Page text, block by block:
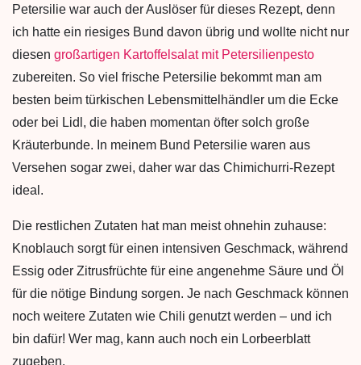
Petersilie war auch der Auslöser für dieses Rezept, denn
ich hatte ein riesiges Bund davon übrig und wollte nicht nur
diesen großartigen Kartoffelsalat mit Petersilienpesto
zubereiten. So viel frische Petersilie bekommt man am
besten beim türkischen Lebensmittelhändler um die Ecke
oder bei Lidl, die haben momentan öfter solch große
Kräuterbunde. In meinem Bund Petersilie waren aus
Versehen sogar zwei, daher war das Chimichurri-Rezept
ideal.
Die restlichen Zutaten hat man meist ohnehin zuhause:
Knoblauch sorgt für einen intensiven Geschmack, während
Essig oder Zitrusfrüchte für eine angenehme Säure und Öl
für die nötige Bindung sorgen. Je nach Geschmack können
noch weitere Zutaten wie Chili genutzt werden – und ich
bin dafür! Wer mag, kann auch noch ein Lorbeerblatt
zugeben.